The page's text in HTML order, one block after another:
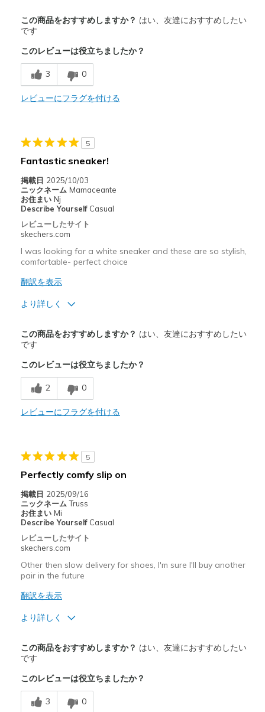
Attractive Design
Breathe Well
Comfortable
Durable
以下に最適
Walking exercise
Width
Feels true to width
Sizing
この商品をおすすめしますか？ はい、友達におすすめしたい
です
このレビューは役立ちましたか？
3 0
レビューにフラグを付ける
5
Fantastic sneaker!
掲載日 2025/10/03
ニックネーム Mamaceante
お住まい Nj
Describe Yourself Casual
レビューしたサイト
skechers.com
I was looking for a white sneaker and these are so stylish,
comfortable- perfect choice
翻訳を表示
より詳しく
Attractive Design
Breathe Well
Comfortable
Stylish
Casual Wear
Width
Feels true to width
Sizing
View On Shoes
この商品をおすすめしますか？ はい、友達におすすめしたい
です
このレビューは役立ちましたか？
2 0
レビューにフラグを付ける
5
Perfectly comfy slip on
掲載日 2025/09/16
ニックネーム Truss
お住まい Mi
Describe Yourself Casual
レビューしたサイト
skechers.com
Other then slow delivery for shoes, I'm sure I'll buy another
pair in the future
翻訳を表示
より詳しく
Attractive Design
Breathe Well
Comfortable
この商品をおすすめしますか？ はい、友達におすすめしたい
です
このレビューは役立ちましたか？
3 0